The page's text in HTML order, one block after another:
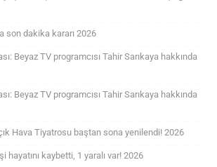
son dakika kararı 2026
Beyaz TV programcısı Tahir Sarıkaya hakkında
Beyaz TV programcısı Tahir Sarıkaya hakkında
Hava Tiyatrosu baştan sona yenilendi! 2026
hayatını kaybetti, 1 yaralı var! 2026